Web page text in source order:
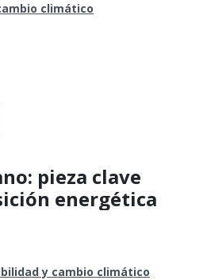
climático
pieza clave
energética
y cambio climático